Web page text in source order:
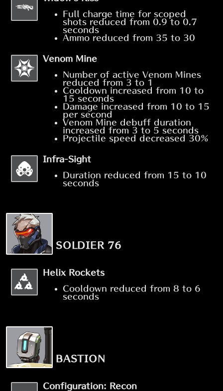
Full charge time for scoped
shots reduced from 0.9 to 0.7
seconds
Ammo reduced from 35 to 30
Venom Mine
Number of active Venom Mines
reduced from 3 to 1
Cooldown increased from 10 to
15 seconds
Damage increased from 10 to 15
per second
Venom Mine debuff duration
increased from 3 to 5 seconds
Projectile speed decreased 30%
Infra-Sight
Duration reduced from 15 to 10
seconds
SOLDIER 76
Helix Rockets
Cooldown reduced from 8 to 6
seconds
BASTION
Configuration: Recon